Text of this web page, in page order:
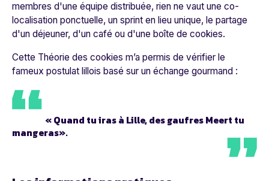
membres d'une équipe distribuée, rien ne vaut une co-
localisation ponctuelle, un sprint en lieu unique, le partage
d'un déjeuner, d'un café ou d'une boîte de cookies.
Cette Théorie des cookies m’a permis de vérifier le
fameux postulat lillois basé sur un échange gourmand :
« Quand tu iras à Lille, des gaufresMeert tu
mangeras».